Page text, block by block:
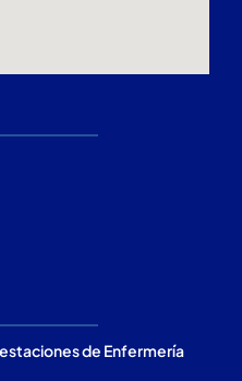
de Enfermería